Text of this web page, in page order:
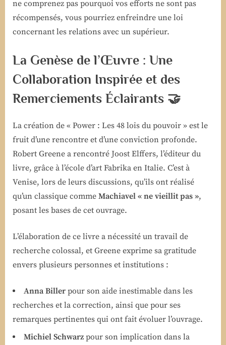
ne comprenez pas pourquoi vos efforts ne sont pas
récompensés, vous pourriez enfreindre une loi
concernant les relations avec un supérieur.
La Genèse de l’Œuvre : Une
Collaboration Inspirée et des
Remerciements Éclairants 🤝
La création de « Power : Les 48 lois du pouvoir » est le
fruit d’une rencontre et d’une conviction profonde.
Robert Greene a rencontré Joost Elffers, l’éditeur du
livre, grâce à l’école d’art Fabrika en Italie. C’est à
Venise, lors de leurs discussions, qu’ils ont réalisé
qu’un classique comme Machiavel « ne vieillit pas »,
posant les bases de cet ouvrage.
L’élaboration de ce livre a nécessité un travail de
recherche colossal, et Greene exprime sa gratitude
envers plusieurs personnes et institutions :
Anna Biller pour son aide inestimable dans les
recherches et la correction, ainsi que pour ses
remarques pertinentes qui ont fait évoluer l’ouvrage.
Michiel Schwarz pour son implication dans la